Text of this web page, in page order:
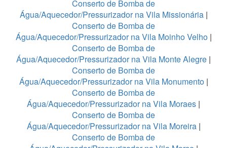
Conserto de Bomba de
Água/Aquecedor/Pressurizador na Vila Missionária|
Conserto de Bomba de
Água/Aquecedor/Pressurizador na Vila Moinho Velho|
Conserto de Bomba de
Água/Aquecedor/Pressurizador na Vila Monte Alegre |
Conserto de Bomba de
Água/Aquecedor/Pressurizador na Vila Monumento|
Conserto de Bomba de
Água/Aquecedor/Pressurizador na Vila Moraes |
Conserto de Bomba de
Água/Aquecedor/Pressurizador na Vila Moreira|
Conserto de Bomba de